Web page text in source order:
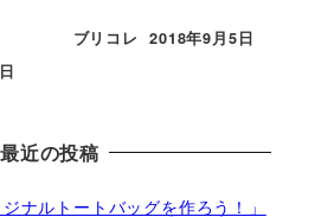
ブリコレ
投稿日
2018年9月5日
最近の投稿
ナルトートバッグを作ろう！」